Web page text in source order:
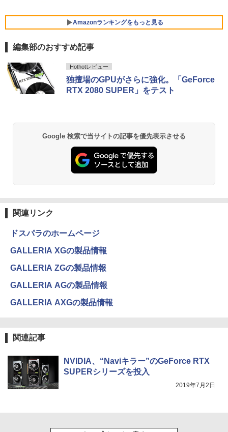
カメラ 指紋認証 搭載モデル｜中古 ノー
ell Latitude 5400｜Core i5 第8世代 以
降 1.60GHz 4コア 8スレッド メモリ 8G
B SSD 256GB｜中古パソコン 中古ノー
トパソコン 中古PC
【展示品・代引不可】 富士通 FUJITSU
デスクトップPC FMV Desktop Fシリー
リ 16GB/ SSD 512GB/ Windows 11/ 20
￥149,800
5
モニター 14インチ 2K 2160x1440 3:2 ア
スペクト 100%sRGB 400cd/m? 光沢IPS
応 miniHDMI モニター サブディスプレイ
￥12,999
Amazonランキングをもっと見る
BRUCE WAYNE feat. Flo Milli, ATL Jacob
[Explicit]
￥250
[Explicit]
￥250
On My Road (Stadium ver.)
￥250
【Amazon.co.jp限定】 い・ろ・は・す 2L P
ET ラベルレス ×8本
￥1,112
富士山の天然水 バナジウム含有 水 ミネラル
ウォーター ペットボトル 静岡県産 500ミリリ
ットル (Smart Basic)
￥1,380
￥1,625
by Amazon 天然水ラベルレス 2L×9本
￥1,117
￥2,009
薬屋のひとりごと 17巻 (デジタル版ビッグガ
ンガンコミックス)
￥770
エース)
￥832
HUNTER×HUNTER モノクロ版 39 (ジャンプ
コミックスDIGITAL)
￥572
編集部のおすすめ記事
Hothotレビュー
独擅場のGPUがさらに強化。「GeForce
RTX 2080 SUPER」をテスト
Google 検索で当サイトの記事を優先表示させる
関連リンク
ドスパラのホームページ
GALLERIA XGの製品情報
GALLERIA ZGの製品情報
GALLERIA AGの製品情報
GALLERIA AXGの製品情報
関連記事
NVIDIA、“Naviキラー”のGeForce RTX
SUPERシリーズを投入
2019年7月2日